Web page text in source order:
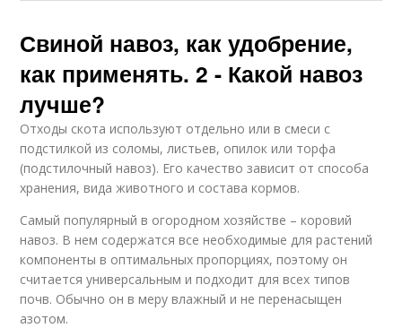
Свиной навоз, как удобрение,
как применять. 2 - Какой навоз
лучше?
Отходы скота используют отдельно или в смеси с
подстилкой из соломы, листьев, опилок или торфа
(подстилочный навоз). Его качество зависит от способа
хранения, вида животного и состава кормов.
Самый популярный в огородном хозяйстве – коровий
навоз. В нем содержатся все необходимые для растений
компоненты в оптимальных пропорциях, поэтому он
считается универсальным и подходит для всех типов
почв. Обычно он в меру влажный и не перенасыщен
азотом.